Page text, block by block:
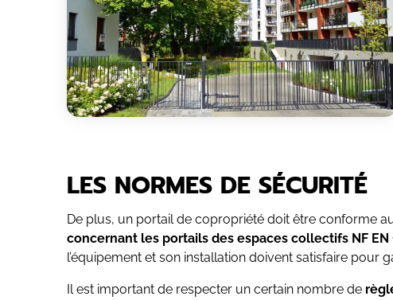
LES NORMES DE SÉCURITÉ
De plus, un portail de copropriété doit être conforme
concernant les portails des espaces collectifs NF EN
l’équipement et son installation doivent satisfaire pour
Il est important de respecter un certain nombre de